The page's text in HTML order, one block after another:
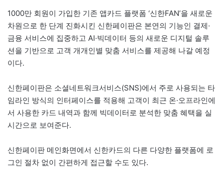
1000만 회원이 가입한 기존 앱카드 플랫폼 ‘신한FAN’을 새로운
차원으로 한 단계 진화시킨 신한페이판은 본연의 기능인 결제·
금융 서비스에 집중하고 AI·빅데이터 등의 새로운 디지털 솔루
션을 기반으로 고객 개개인별 맞춤 서비스를 제공해 나갈 예정
이다.
신한페이판은 소셜네트워크서비스(SNS)에서 주로 사용되는 타
임라인 방식의 인터페이스를 적용해 고객이 최근 온·오프라인에
서 사용한 카드 내역과 함께 빅데이터로 분석한 맞춤 혜택을 실
시간으로 보여준다.
신한페이판 메인화면에서 신한카드의 다른 다양한 플랫폼에 로
그인 절차 없이 간편하게 접근할 수도 있다.